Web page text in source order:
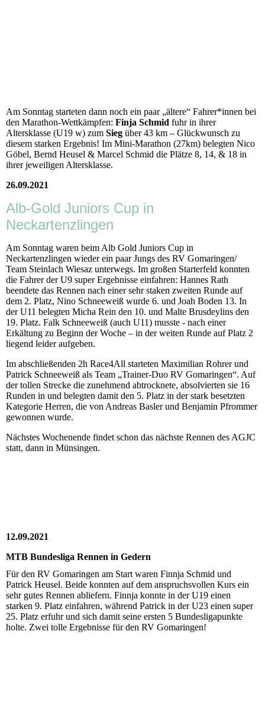
Am Sonntag starteten dann noch ein paar „ältere“ Fahrer*innen bei
den Marathon-Wettkämpfen: Finja Schmid fuhr in ihrer
Altersklasse (U19 w) zum Sieg über 43 km – Glückwunsch zu
diesem starken Ergebnis! Im Mini-Marathon (27km) belegten Nico
Göbel, Bernd Heusel & Marcel Schmid die Plätze 8, 14, & 18 in
ihrer jeweiligen Altersklasse.
26.09.2021
Alb-Gold Juniors Cup in
Neckartenzlingen
Am Sonntag waren beim Alb Gold Juniors Cup in
Neckartenzlingen wieder ein paar Jungs des RV Gomaringen/
Team Steinlach Wiesaz unterwegs. Im großen Starterfeld konnten
die Fahrer der U9 super Ergebnisse einfahren: Hannes Rath
beendete das Rennen nach einer sehr staken zweiten Runde auf
dem 2. Platz, Nino Schneeweiß wurde 6. und Joah Boden 13. In
der U11 belegten Micha Rein den 10. und Malte Brusdeylins den
19. Platz. Falk Schneeweiß (auch U11) musste - nach einer
Erkältung zu Beginn der Woche – in der weiten Runde auf Platz 2
liegend leider aufgeben.
Im abschließenden 2h Race4All starteten Maximilian Rohrer und
Patrick Schneeweiß als Team „Trainer-Duo RV Gomaringen“. Auf
der tollen Strecke die zunehmend abtrocknete, absolvierten sie 16
Runden in und belegten damit den 5. Platz in der stark besetzten
Kategorie Herren, die von Andreas Basler und Benjamin Pfrommer
gewonnen wurde.
Nächstes Wochenende findet schon das nächste Rennen des AGJC
statt, dann in Münsingen.
12.09.2021
MTB Bundesliga Rennen in Gedern
Für den RV Gomaringen am Start waren Finnja Schmid und
Patrick Heusel. Beide konnten auf dem anspruchsvollen Kurs ein
sehr gutes Rennen abliefern. Finnja konnte in der U19 einen
starken 9. Platz einfahren, während Patrick in der U23 einen super
25. Platz erfuhr und sich damit seine ersten 5 Bundesligapunkte
holte. Zwei tolle Ergebnisse für den RV Gomaringen!